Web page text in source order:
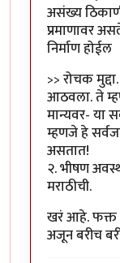
असंख्य
प्रमाणावर
निर्माण होईल
>> रोचक
आठवला. ते
मान्यवर- या
म्हणजे हे
असतात!
२. भीषण
मराठीची.
खरं आहे. फक्त
अजून बरीच